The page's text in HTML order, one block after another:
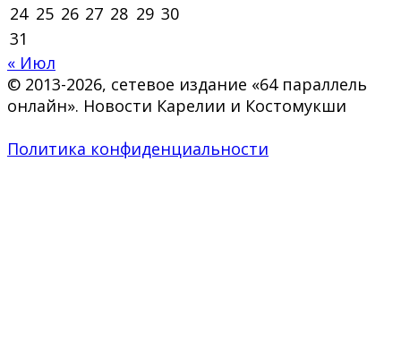
24 25 26 27 28 29 30
31
« Июл
© 2013-2026, сетевое издание «64 параллель
онлайн». Новости Карелии и Костомукши
Политика конфиденциальности